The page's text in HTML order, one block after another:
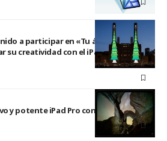
a participar en «Tu árbol en
su creatividad con el iPad esta
y potente iPad Pro con el chip M5